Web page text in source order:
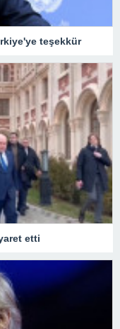
teşekkür
etti